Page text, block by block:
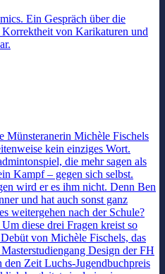
Ein Gespräch über die
von Karikaturen und
Münsteranerin Michèle Fischels
kein einziges Wort.
die mehr sagen als
Kampf – gegen sich selbst.
wird er es ihm nicht. Denn Ben
und hat auch sonst ganz
weitergehen nach der Schule?
diese drei Fragen kreist so
von Michèle Fischels, das
Design der FH
Zeit Luchs-Jugendbuchpreis